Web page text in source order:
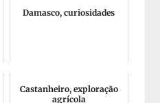
Damasco, curiosidades
Castanheiro, exploração
agrícola